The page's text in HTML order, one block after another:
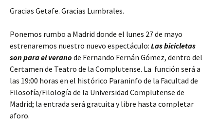
Gracias Getafe. Gracias Lumbrales.
Ponemos rumbo a Madrid donde el lunes 27 de mayo
estrenaremos nuestro nuevo espectáculo: Las bicicletas
son para el verano de Fernando Fernán Gómez, dentro del
Certamen de Teatro de la Complutense. La función será a
las 19:00 horas en el histórico Paraninfo de la Facultad de
Filosofía/Filología de la Universidad Complutense de
Madrid; la entrada será gratuita y libre hasta completar
aforo.